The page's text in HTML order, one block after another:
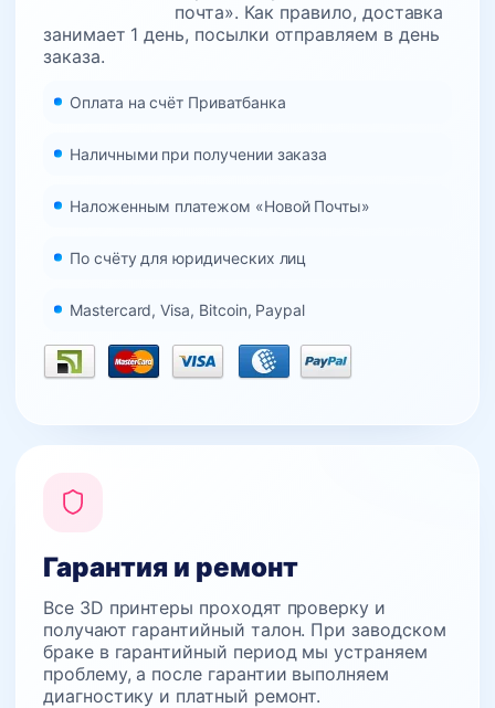
почта». Как правило, доставка
занимает 1 день, посылки отправляем в день
заказа.
Оплата на счёт Приватбанка
Наличными при получении заказа
Наложенным платежом «Новой Почты»
По счёту для юридических лиц
Mastercard, Visa, Bitcoin, Paypal
Гарантия и ремонт
Все 3D принтеры проходят проверку и
получают гарантийный талон. При заводском
браке в гарантийный период мы устраняем
проблему, а после гарантии выполняем
диагностику и платный ремонт.